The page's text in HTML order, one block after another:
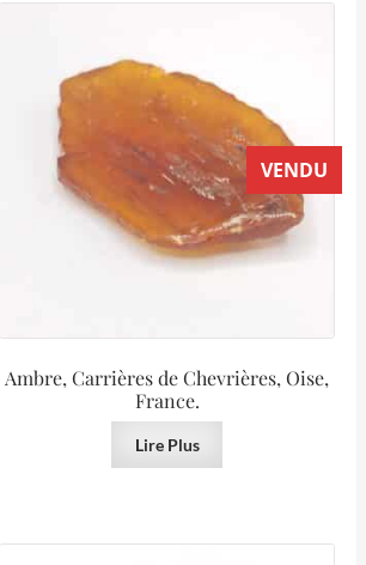
VENDU
Ambre, Carrières de Chevrières, Oise,
France.
Lire Plus